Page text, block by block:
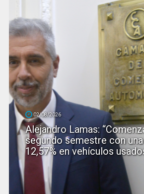
02/08/2026
Alejandro Lamas:
segundo semestre con
12,57% en vehículos